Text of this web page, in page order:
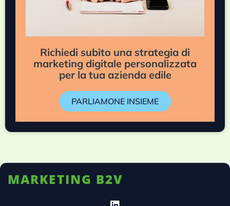
Richiedi subito una strategia di
marketing digitale personalizzata
per la tua azienda edile
PARLIAMONE INSIEME
MARKETING B2V